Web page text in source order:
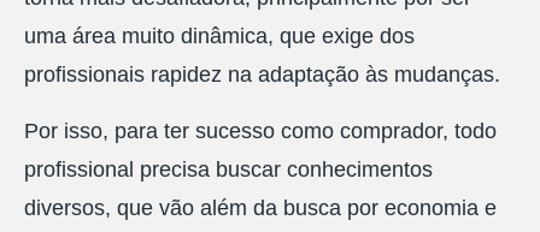
uma área muito dinâmica, que exige dos
profissionais rapidez na adaptação às mudanças.
Por isso, para ter sucesso como comprador, todo
profissional precisa buscar conhecimentos
diversos, que vão além da busca por economia e